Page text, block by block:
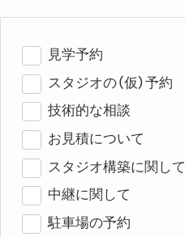
見学予約
スタジオの（仮）予約
技術的な相談
お見積について
スタジオ構築に関して
中継に関して
駐車場の予約